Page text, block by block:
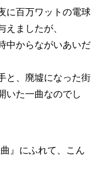
に百万ワットの電球
えましたが、
中からながいあいだ
と、廃墟になった街
いた一曲なのでし
』にふれて、こん